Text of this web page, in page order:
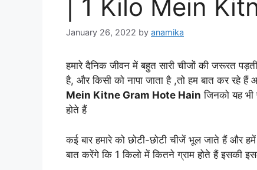
| 1 Kilo Mein
January 26, 2022 by anamika
हमारे दैनिक जीवन में बहुत सारी चीजों की जरूरत
है, और किसी को नापा जाता है ,तो हम बात कर रहे
Mein Kitne Gram Hote Hain जिनको यह भी
होते हैं
कई बार हमारे को छोटी-छोटी चीजें भूल जाते हैं और
बात करेंगे कि 1 किलो में कितने ग्राम होते हैं इसकी